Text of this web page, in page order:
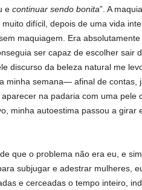
econtinuar sendo bonita”. A
difícil, depois de uma vida
maquiagem. Era
ser capaz de escolher sair
discurso da beleza natural me
minha semana— afinal de contas,
na padaria com uma pele
minha autoestima passou a
que o problema não era eu, e
subjugar e adestrar mulheres,
e cerceadas o tempo inteiro,